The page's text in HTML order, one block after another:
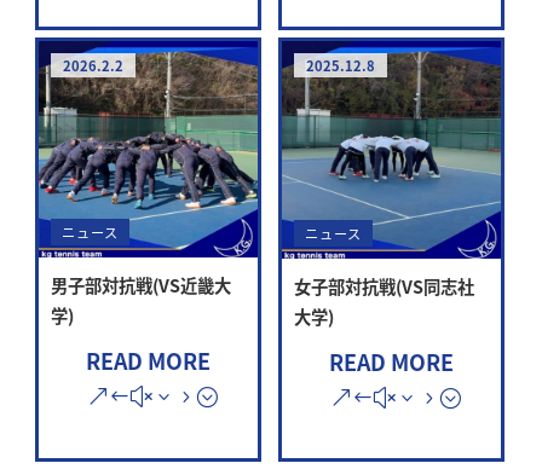
2026.2.2
ニュース
男子部対抗戦(VS近畿大
学)
READ MORE
2025.12.8
ニュース
女子部対抗戦(VS同志社
大学)
READ MORE